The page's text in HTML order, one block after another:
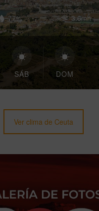
77% 3.6mh
SÁB DOM
Ver clima de Ceuta